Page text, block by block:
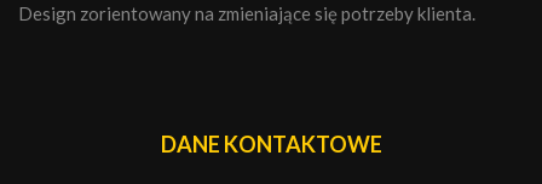
Design zorientowany na zmieniające się potrzeby klienta.
DANE KONTAKTOWE